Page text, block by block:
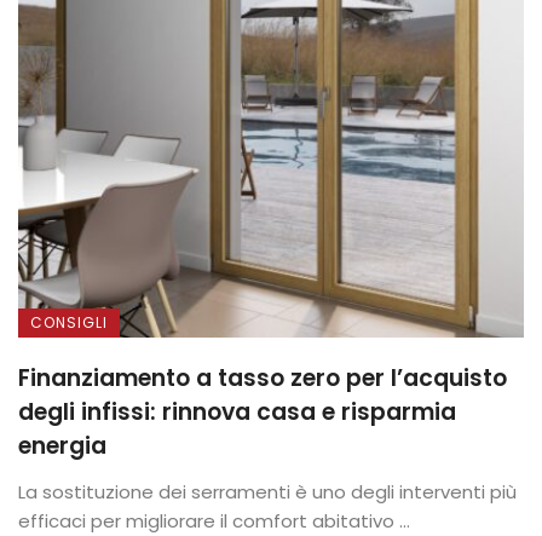
CONSIGLI
Finanziamento a tasso zero per l’acquisto
degli infissi: rinnova casa e risparmia
energia
La sostituzione dei serramenti è uno degli interventi più
efficaci per migliorare il comfort abitativo ...